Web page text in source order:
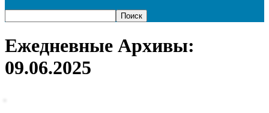
Ежедневные Архивы:
09.06.2025